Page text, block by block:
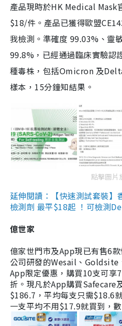
產品現時於HK Medical Mask
$18/件。產品已獲得歐盟
我檢測。準確度 99.03%、靈
99.8%，已經通過臨床實驗認
種毒株，包括Omicron 及
樣本，15分鐘知結果。
點擊圖片
延伸閱讀：【快速測試套裝】
檢測劑 最平$18起 ！可檢測
億世家
億家世門市及App現已有售6
公司研發的Wesail、Goldsite
App限定優惠，購買10支可享
折。現凡於App購買Safecare
$186.7，平均每支只需$18.6
一支平均不用$17.9就買到，